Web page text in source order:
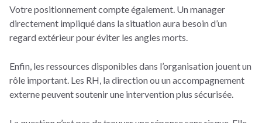
Votre positionnement compte également. Un manager
directement impliqué dans la situation aura besoin d’un
regard extérieur pour éviter les angles morts.
Enfin, les ressources disponibles dans l’organisation jouent un
rôle important. Les RH, la direction ou un accompagnement
externe peuvent soutenir une intervention plus sécurisée.